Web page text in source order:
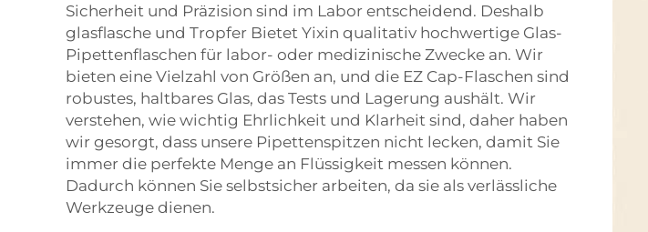
Sicherheit und Präzision sind im Labor entscheidend. Deshalb
glasflasche und Tropfer Bietet Yixin qualitativ hochwertige Glas-
Pipettenflaschen für labor- oder medizinische Zwecke an. Wir
bieten eine Vielzahl von Größen an, und die EZ Cap-Flaschen sind
robustes, haltbares Glas, das Tests und Lagerung aushält. Wir
verstehen, wie wichtig Ehrlichkeit und Klarheit sind, daher haben
wir gesorgt, dass unsere Pipettenspitzen nicht lecken, damit Sie
immer die perfekte Menge an Flüssigkeit messen können.
Dadurch können Sie selbstsicher arbeiten, da sie als verlässliche
Werkzeuge dienen.